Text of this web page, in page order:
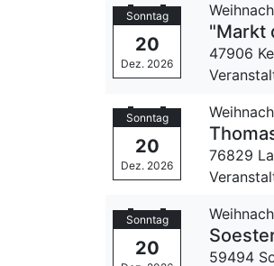
Sonntag
20
Dez. 2026
"Markt
47906
Sonntag
20
Dez. 2026
76829
Sonntag
20 59494